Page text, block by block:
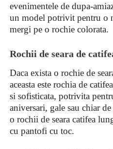
evenimentele de dupa-
un model potrivit pentru o
mergi pe o rochie colorata.
Rochii de seara de
Daca exista o rochie de
aceasta este rochia de
si sofisticata, potrivita
aniversari, gale sau chiar
o rochii de seara catifea
cu pantofi cu toc.